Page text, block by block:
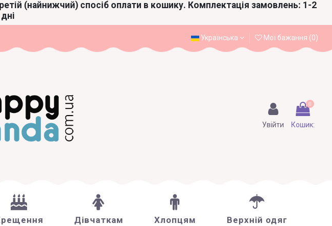
(найнижчий) спосіб оплати в кошику. Комплектація замовлень: 1-2
Українська Мої бажання (0)
Увійти
0
Кошик:
Дівчаткам Хлопцям Верхній одяг